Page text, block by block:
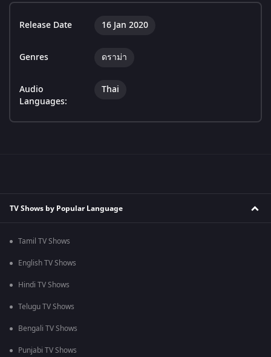
Release Date 16 Jan 2020
Genres ดราม่า
Audio
Languages:
Thai
TV Shows by Popular Language
Tamil TV Shows
English TV Shows
Hindi TV Shows
Telugu TV Shows
Bengali TV Shows
Punjabi TV Shows